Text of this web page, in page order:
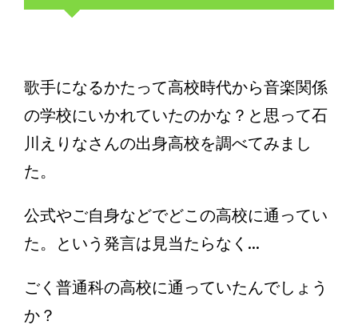
歌手になるかたって高校時代から音楽関係
の学校にいかれていたのかな？と思って石
川えりなさんの出身高校を調べてみまし
た。
公式やご自身などでどこの高校に通ってい
た。という発言は見当たらなく...
ごく普通科の高校に通っていたんでしょう
か？